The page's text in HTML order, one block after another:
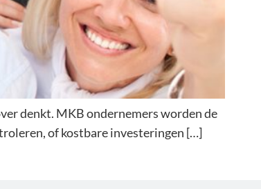
denkt. MKB ondernemers worden de
of kostbare investeringen […]